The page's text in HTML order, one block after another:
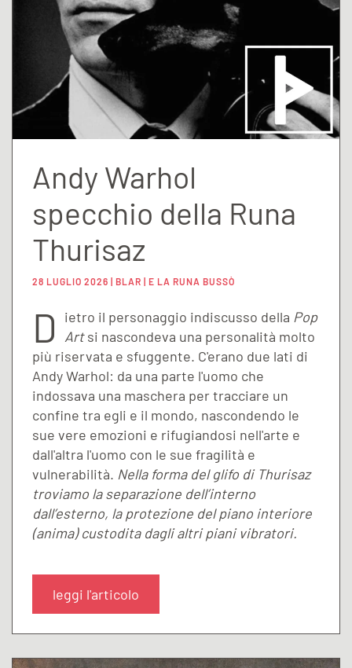
Andy Warhol
specchio della Runa
Thurisaz
28 LUGLIO 2026 | BLAR | E LA RUNA BUSSÒ
D ietro il personaggio indiscusso della Pop
Artsi nascondeva una personalità molto
più riservata e sfuggente. C'erano due lati di
Andy Warhol: da una parte l'uomo che
indossava una maschera per tracciare un
confine tra egli e il mondo, nascondendo le
sue vere emozioni e rifugiandosi nell'arte e
dall'altra l'uomo con le sue fragilità e
vulnerabilità. Nella forma del glifo di Thurisaz
troviamo la separazione dell’interno
dall’esterno, la protezione del piano interiore
(anima) custodita dagli altri piani vibratori.
leggi l'articolo